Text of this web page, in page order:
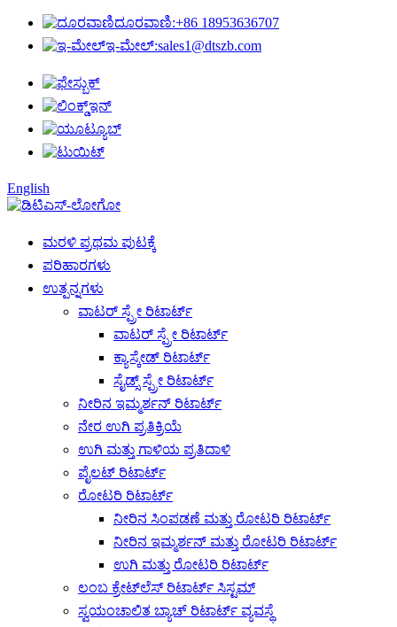
ದೂರವಾಣಿ:+86 18953636707
ಇ-ಮೇಲ್:sales1@dtszb.com
English
ಮರಳಿ ಪ್ರಥಮ ಪುಟಕ್ಕೆ
ಪರಿಹಾರಗಳು
ಉತ್ಪನ್ನಗಳು
ವಾಟರ್ ಸ್ಪ್ರೇ ರಿಟಾರ್ಟ್
ವಾಟರ್ ಸ್ಪ್ರೇ ರಿಟಾರ್ಟ್
ಕ್ಯಾಸ್ಕೇಡ್ ರಿಟಾರ್ಟ್
ಸೈಡ್ಸ್ ಸ್ಪ್ರೇ ರಿಟಾರ್ಟ್
ನೀರಿನ ಇಮ್ಮರ್ಶನ್ ರಿಟಾರ್ಟ್
ನೇರ ಉಗಿ ಪ್ರತಿಕ್ರಿಯೆ
ಉಗಿ ಮತ್ತು ಗಾಳಿಯ ಪ್ರತಿದಾಳಿ
ಪೈಲಟ್ ರಿಟಾರ್ಟ್
ರೋಟರಿ ರಿಟಾರ್ಟ್
ನೀರಿನ ಸಿಂಪಡಣೆ ಮತ್ತು ರೋಟರಿ ರಿಟಾರ್ಟ್
ನೀರಿನ ಇಮ್ಮರ್ಶನ್ ಮತ್ತು ರೋಟರಿ ರಿಟಾರ್ಟ್
ಉಗಿ ಮತ್ತು ರೋಟರಿ ರಿಟಾರ್ಟ್
ಲಂಬ ಕ್ರೇಟ್‌ಲೆಸ್ ರಿಟಾರ್ಟ್ ಸಿಸ್ಟಮ್
ಸ್ವಯಂಚಾಲಿತ ಬ್ಯಾಚ್ ರಿಟಾರ್ಟ್ ವ್ಯವಸ್ಥೆ